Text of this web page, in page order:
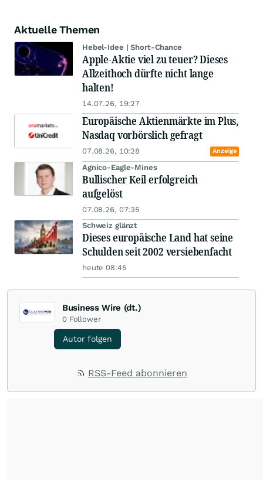
Aktuelle Themen
Hebel-Idee | Short-Chance
Apple-Aktie viel zu teuer? Dieses
Allzeithoch dürfte nicht lange
halten!
14.07.26, 19:27
Europäische Aktienmärkte im Plus,
Nasdaq vorbörslich gefragt
07.08.26, 10:28 Anzeige
Agnico-Eagle-Mines
Bullischer Keil erfolgreich
aufgelöst
07.08.26, 07:35
Schweiz glänzt
Dieses europäische Land hat seine
Schulden seit 2002 versiebenfacht
heute 08:45
Business Wire (dt.)
0 Follower
Autor folgen
RSS-Feed abonnieren